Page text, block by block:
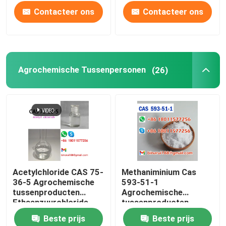
Dagelijkse chemische grondstoffen
Anorganische Chemische producten Grondstof
fijne chemische tussenpersonen
Agrochemische Tussenpersonen
Organische basischemische stoffen
Farmaceutische Grondstoffen
Chemische levensmiddelenadditieven
Contacteer ons Contacteer ons
Agrochemische Tussenpersonen (26)
Acetylchloride CAS 75-
36-5 Agrochemische
tussenproducten
Ethaanzuurchloride
Beste prijs
Methaniminium Cas
593-51-1
Agrochemische
tussenproducten
Methyl-ammonium
Beste prijs